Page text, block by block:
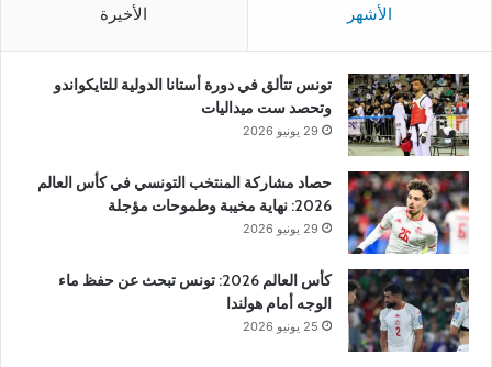
الأشهر الأخيرة
تونس تتألق في دورة أستانا الدولية للتايكواندو
وتحصد ست ميداليات
29 يونيو 2026
حصاد مشاركة المنتخب التونسي في كأس العالم
2026: نهاية مخيبة وطموحات مؤجلة
29 يونيو 2026
كأس العالم 2026: تونس تبحث عن حفظ ماء
الوجه أمام هولندا
25 يونيو 2026